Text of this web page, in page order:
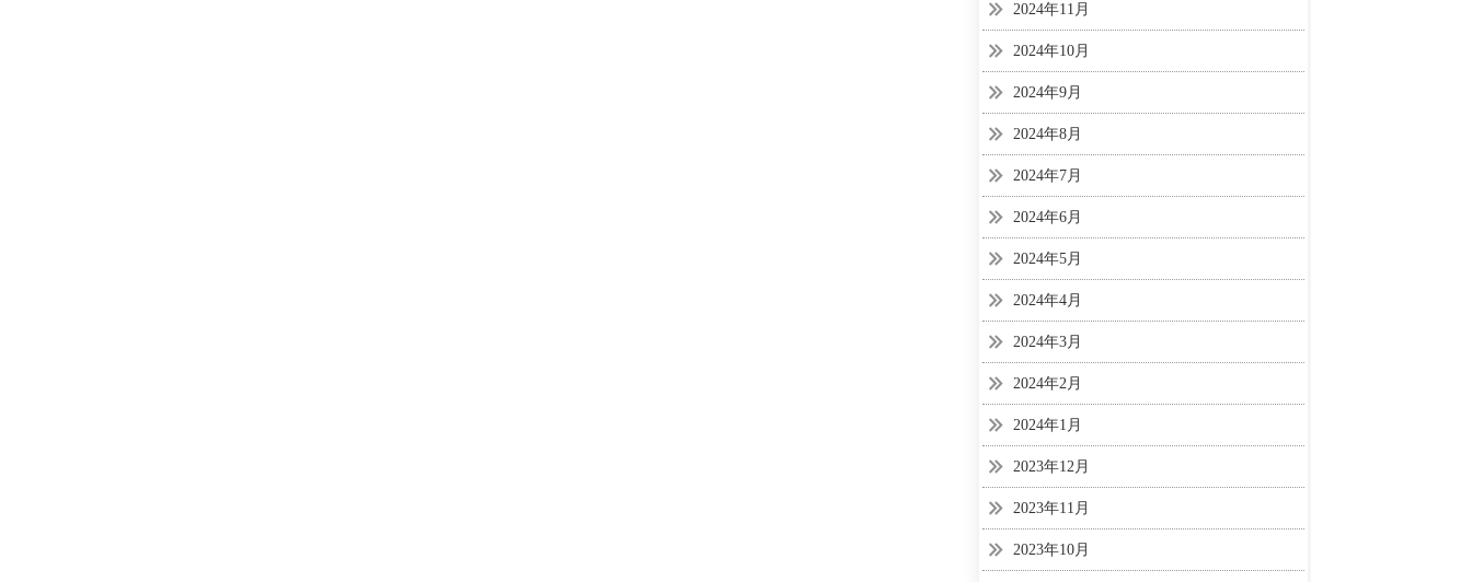
2024年11月
2024年10月
2024年9月
2024年8月
2024年7月
2024年6月
2024年5月
2024年4月
2024年3月
2024年2月
2024年1月
2023年12月
2023年11月
2023年10月